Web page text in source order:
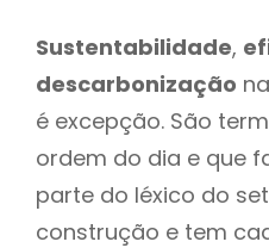
Sustentabilidade,
descarbonização
é excepção. São
ordem do dia e que
parte do léxico do
construção e tem